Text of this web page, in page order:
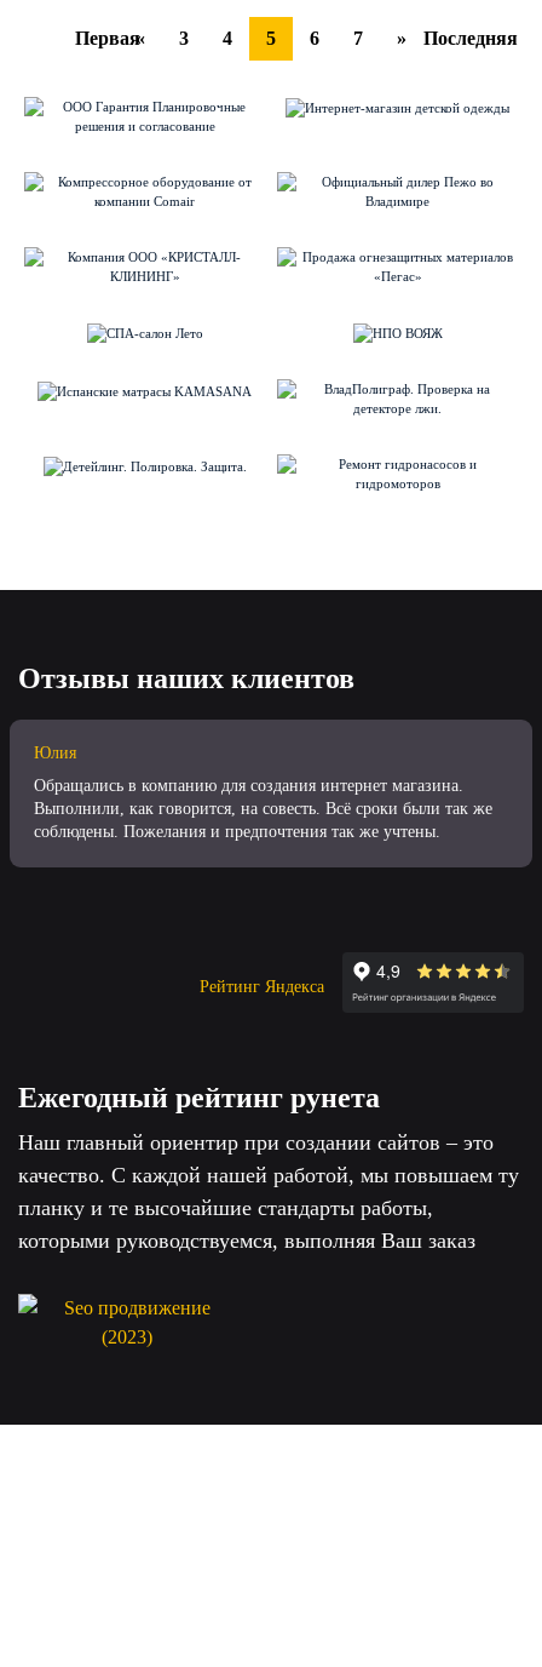
Первая« 3 4 5 6 7 » Последняя
Отзывы наших клиентов
Юлия
Обращались в компанию для создания интернет магазина.
Выполнили, как говорится, на совесть. Всё сроки были так же
соблюдены. Пожелания и предпочтения так же учтены.
Рейтинг Яндекса
Ежегодный рейтинг рунета
Наш главный ориентир при создании сайтов – это
качество. С каждой нашей работой, мы повышаем ту
планку и те высочайшие стандарты работы,
которыми руководствуемся, выполняя Ваш заказ